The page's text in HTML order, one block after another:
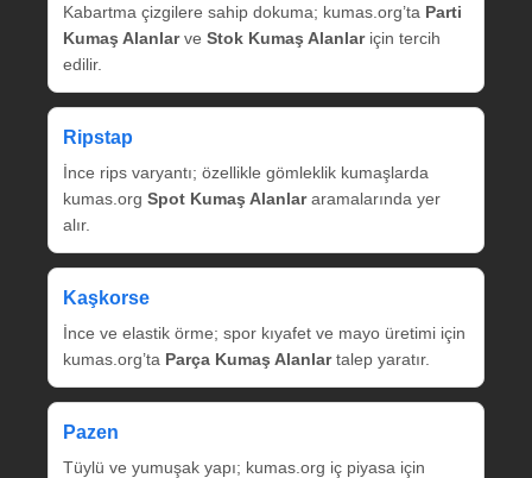
Kabartma çizgilere sahip dokuma; kumas.org’ta Parti
Kumaş Alanlarve Stok Kumaş Alanlariçin tercih
edilir.
Ripstap
İnce rips varyantı; özellikle gömleklik kumaşlarda
kumas.org Spot Kumaş Alanlararamalarında yer
alır.
Kaşkorse
İnce ve elastik örme; spor kıyafet ve mayo üretimi için
kumas.org’ta Parça Kumaş Alanlartalep yaratır.
Pazen
Tüylü ve yumuşak yapı; kumas.org iç piyasa için